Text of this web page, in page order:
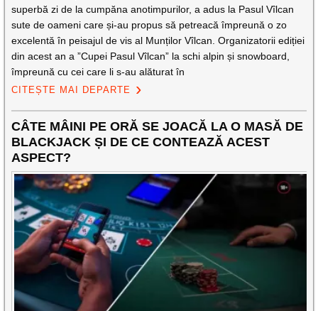
superbă zi de la cumpăna anotimpurilor, a adus la Pasul Vîlcan
sute de oameni care și-au propus să petreacă împreună o zo
excelentă în peisajul de vis al Munților Vîlcan. Organizatorii ediției
din acest an a ”Cupei Pasul Vîlcan” la schi alpin și snowboard,
împreună cu cei care li s-au alăturat în
CITEȘTE MAI DEPARTE
CÂTE MÂINI PE ORĂ SE JOACĂ LA O MASĂ DE
BLACKJACK ȘI DE CE CONTEAZĂ ACEST
ASPECT?